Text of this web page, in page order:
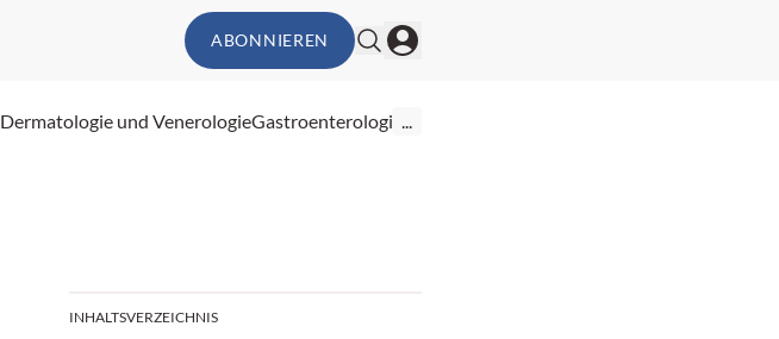
ABONNIEREN
Dermatologie und VenerologieGastroenterologie...
INHALTSVERZEICHNIS